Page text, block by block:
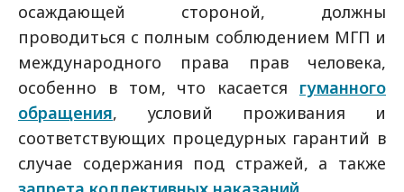
осаждающей стороной, должны
проводиться с полным соблюдением МГП и
международного права прав человека,
особенно в том, что касается гуманного
обращения, условий проживания и
соответствующих процедурных гарантий в
случае содержания под стражей, а также